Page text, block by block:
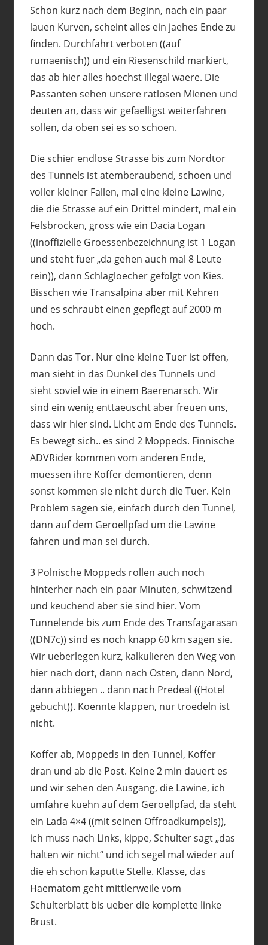
Schon kurz nach dem Beginn, nach ein paar
lauen Kurven, scheint alles ein jaehes Ende zu
finden. Durchfahrt verboten ((auf
rumaenisch)) und ein Riesenschild markiert,
das ab hier alles hoechst illegal waere. Die
Passanten sehen unsere ratlosen Mienen und
deuten an, dass wir gefaelligst weiterfahren
sollen, da oben sei es so schoen.
Die schier endlose Strasse bis zum Nordtor
des Tunnels ist atemberaubend, schoen und
voller kleiner Fallen, mal eine kleine Lawine,
die die Strasse auf ein Drittel mindert, mal ein
Felsbrocken, gross wie ein Dacia Logan
((inoffizielle Groessenbezeichnung ist 1 Logan
und steht fuer „da gehen auch mal 8 Leute
rein)), dann Schlagloecher gefolgt von Kies.
Bisschen wie Transalpina aber mit Kehren
und es schraubt einen gepflegt auf 2000 m
hoch.
Dann das Tor. Nur eine kleine Tuer ist offen,
man sieht in das Dunkel des Tunnels und
sieht soviel wie in einem Baerenarsch. Wir
sind ein wenig enttaeuscht aber freuen uns,
dass wir hier sind. Licht am Ende des Tunnels.
Es bewegt sich.. es sind 2 Moppeds. Finnische
ADVRider kommen vom anderen Ende,
muessen ihre Koffer demontieren, denn
sonst kommen sie nicht durch die Tuer. Kein
Problem sagen sie, einfach durch den Tunnel,
dann auf dem Geroellpfad um die Lawine
fahren und man sei durch.
3 Polnische Moppeds rollen auch noch
hinterher nach ein paar Minuten, schwitzend
und keuchend aber sie sind hier. Vom
Tunnelende bis zum Ende des Transfagarasan
((DN7c)) sind es noch knapp 60 km sagen sie.
Wir ueberlegen kurz, kalkulieren den Weg von
hier nach dort, dann nach Osten, dann Nord,
dann abbiegen .. dann nach Predeal ((Hotel
gebucht)). Koennte klappen, nur troedeln ist
nicht.
Koffer ab, Moppeds in den Tunnel, Koffer
dran und ab die Post. Keine 2 min dauert es
und wir sehen den Ausgang, die Lawine, ich
umfahre kuehn auf dem Geroellpfad, da steht
ein Lada 4×4 ((mit seinen Offroadkumpels)),
ich muss nach Links, kippe, Schulter sagt „das
halten wir nicht“ und ich segel mal wieder auf
die eh schon kaputte Stelle. Klasse, das
Haematom geht mittlerweile vom
Schulterblatt bis ueber die komplette linke
Brust.